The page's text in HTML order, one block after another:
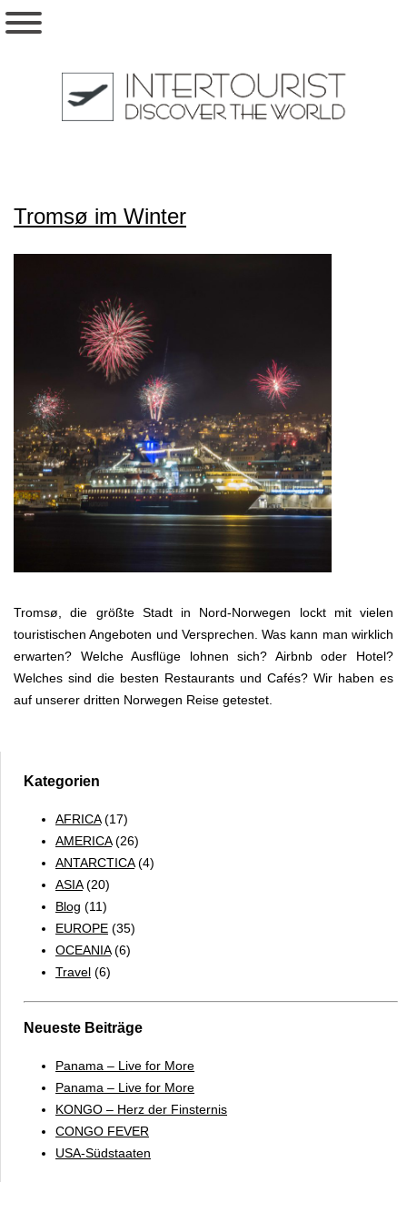
Tromsø im Winter
Tromsø, die größte Stadt in Nord-Norwegen lockt mit vielen
touristischen Angeboten und Versprechen. Was kann man wirklich
erwarten? Welche Ausflüge lohnen sich? Airbnb oder Hotel?
Welches sind die besten Restaurants und Cafés? Wir haben es
auf unserer dritten Norwegen Reise getestet.
Kategorien
AFRICA(17)
AMERICA(26)
ANTARCTICA(4)
ASIA(20)
Blog (11)
EUROPE (35)
OCEANIA(6)
Travel (6)
Neueste Beiträge
Panama – Live for More
Panama – Live for More
KONGO – Herz der Finsternis
CONGO FEVER
USA-Südstaaten